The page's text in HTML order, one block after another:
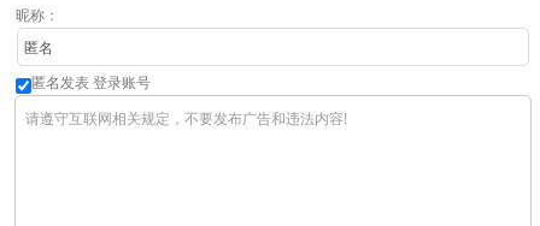
昵称：
匿名发表登录账号